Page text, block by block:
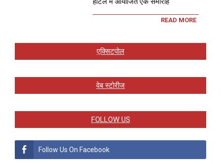
READ MORE
एक्सिटपोल
वेब स्टोरीज
FOLLOW US
Follow Us On Facebook